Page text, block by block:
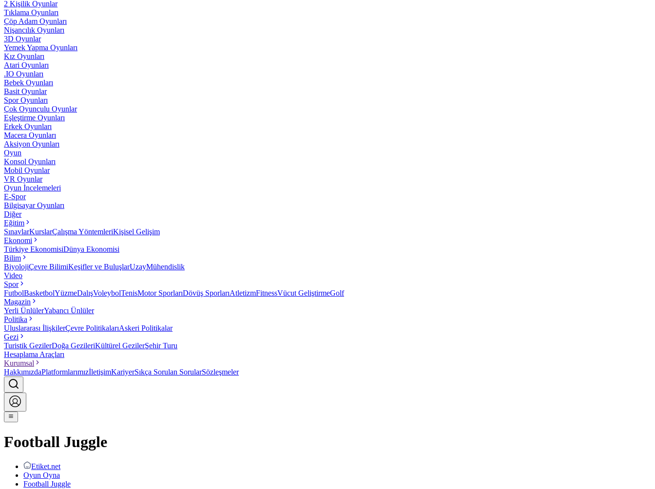
2 Kişilik Oyunlar
Tıklama Oyunları
Çöp Adam Oyunları
Nişancılık Oyunları
3D Oyunlar
Yemek Yapma Oyunları
Kız Oyunları
Atari Oyunları
.IO Oyunları
Bebek Oyunları
Basit Oyunlar
Spor Oyunları
Çok Oyunculu Oyunlar
Eşleştirme Oyunları
Erkek Oyunları
Macera Oyunları
Aksiyon Oyunları
Oyun
Konsol Oyunları
Mobil Oyunlar
VR Oyunlar
Oyun İncelemeleri
E-Spor
Bilgisayar Oyunları
Diğer
Eğitim
SınavlarKurslarÇalışma YöntemleriKişisel Gelişim
Ekonomi
Türkiye EkonomisiDünya Ekonomisi
Bilim
BiyolojiÇevre BilimiKeşifler ve BuluşlarUzayMühendislik
Video
Spor
FutbolBasketbolYüzmeDalışVoleybolTenisMotor SporlarıDövüş SporlarıAtletizmFitnessVücut GeliştirmeGolf
Magazin
Yerli ÜnlülerYabancı Ünlüler
Politika
Uluslararası İlişkilerÇevre PolitikalarıAskeri Politikalar
Gezi
Turistik GezilerDoğa GezileriKültürel GezilerŞehir Turu
Hesaplama Araçları
Kurumsal
HakkımızdaPlatformlarımızİletişimKariyerSıkça Sorulan SorularSözleşmeler
Football Juggle
Etiket.net
Oyun Oyna
Football Juggle